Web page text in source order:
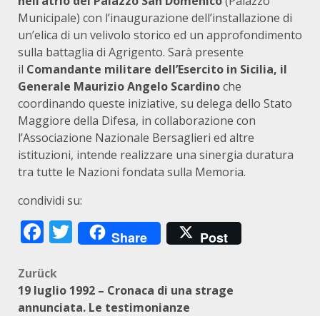
Municipale) con l’inaugurazione dell’installazione di
un’elica di un velivolo storico ed un approfondimento
sulla battaglia di Agrigento. Sarà presente
il Comandante militare dell’Esercito in Sicilia, il
Generale Maurizio Angelo Scardinoche
coordinando queste iniziative, su delega dello Stato
Maggiore della Difesa, in collaborazione con
l’Associazione Nazionale Bersaglieri ed altre
istituzioni, intende realizzare una sinergia duratura
tra tutte le Nazioni fondata sulla Memoria.
condividi su:
Facebook
Twitter
Share Post
Beitragsnavigation
Zurück
19 luglio 1992 – Cronaca di una strage
annunciata. Le testimonianze